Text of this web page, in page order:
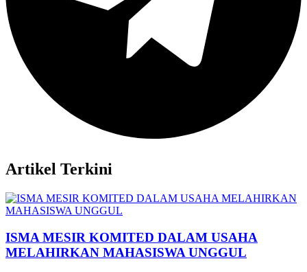
Artikel Terkini
ISMA MESIR KOMITED DALAM USAHA
MELAHIRKAN MAHASISWA UNGGUL